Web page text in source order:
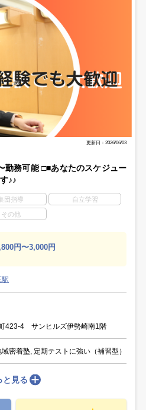
更新日：2026/06/03
勤務可能 □■あなたのスケジュー
♪♪
団指導 自立学習
その他
円〜3,000円
駅
423-4 サンヒルズ伊勢崎南1階
密着塾, 定期テストに強い（補習型）
と見る